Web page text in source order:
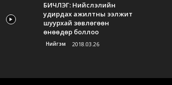
БИЧЛЭГ: Нийслэлийн
удирдах ажилтны ээлжит
шуурхай зөвлөгөөн
өнөөдөр боллоо
Нийгэм 2018.03.26